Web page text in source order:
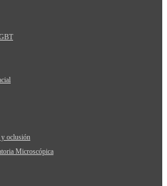
oclusión
Microscópica